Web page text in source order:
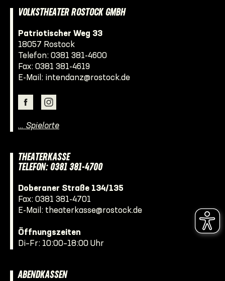
VOLKSTHEATER ROSTOCK GMBH
Patriotischer Weg 33
18057 Rostock
Telefon: 0381 381-4600
Fax: 0381 381-4619
E-Mail: intendanz@rostock.de
… Spielorte
THEATERKASSE
TELEFON: 0381 381-4700
Doberaner Straße 134/135
Fax: 0381 381-4701
E-Mail: theaterkasse@rostock.de
Öffnungszeiten
Di–Fr: 10:00–18:00 Uhr
ABENDKASSEN